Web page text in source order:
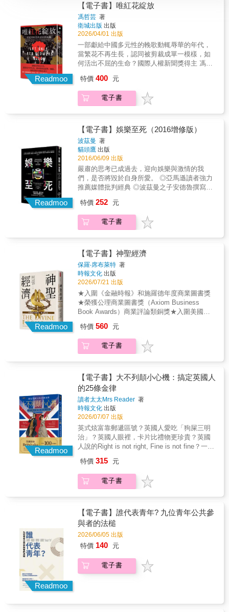
Readmoo
【電子書】唯紅花綻放
馮哲芸 著
衛城出版 出版
2026/04/01 出版
一部獻給中國多元性的輓歌動輒辱華的年代，
當繁花不再生長，認同被剪裁成單一模樣，如
何活出不屈的生命？國際人權新聞獎得主 馮哲
✭《吃佛》作者芭芭拉・德米克、《國之荒
原》作者歐逸文、《星火》作者張彥海內外中
國觀察家 一致盛讚 張潔平│獨立書店「飛地
等待未知的審訊。她被指控是「黃皮白骨的香
蕉人」，在長達三小時的盤查與電子設備搜查
中，被要求「好好講一段中國故事」。這段經
歷作為起點，開啟她對中國如何定義與控制身
份的深刻追問。在習近平治理下，中國進行一
場為期十年的大規模民族復興工程。受到國家
一統方針主導，人民唯有服膺於「漢族、講普
通話、異性戀、對黨忠誠」等身份框架，才能
被視為「堂堂正正的中國人」。而在高壓統治
透圖透過同化十三億公民，只許忠於黨意的
「紅花」綻放以維繫國家安穩。一切不符合期
待的多樣性，都將遭受打壓與噤聲。本書作者
馮哲芸帶領讀者穿透政治標語的迷霧，看見20
位抗爭者守護靈魂色彩的生命故事。從維權律
師、曾替國家出征的小粉紅、寫下新冠封城日
記的作家，到香港書商、「徐州八孩鐵鍊女」
與流亡的維吾爾父親。這些人在體制邊緣發出
不平之鳴，有人選擇留下、有人被迫離散，也
有人在沉默與自保間痛苦掙扎。儘管代價沉
重，他們仍嘗試在縫隙中保有說話的權利，以
及對自我身分記憶的認同。本書為一部眾聲交
響的精彩報導作品。馮哲芸筆下的每一個角
色，有如在乾涸土地上掙扎生長的異色花朵。
儘管國家只想允許紅花綻放，他們卻用生命證
何在法律嚴冬中突圍？ ◆中共如何透過「掃黑
除惡」，將法律作為控制經濟與政治異音的工
具？ ◆中國互聯網審查機制下，「躺平」文化
如何成為一場無聲的抗爭？ ◆藏族、維吾爾
族、蒙古族等少數族群，如何在高壓統治下守
護語言文化？ ◆從控制生育到人口販運，中國
女性如何突破世代的性別不平等？◆反送中之
後，離散港人在海外尋求政治庇護與民主抗爭
的未竟之路本書特色1.海外知名中國觀察家一
致盛讚，當代最具公信力的中國報導文學之一
《金融時報》第一線的敏銳直覺，長期深耕維
吾爾監控、晶片戰爭與疫情真相等核心議題，
並屢獲肖倫斯特新聞獎等國際大獎肯定 。這份
克、張彥與歐逸文等頂尖觀察家的聯合盛讚，
作為當代報導文學界對「習近平時代」最完整
深刻的定格與見證 。2.穿透鐵幕的真實見證：
紀錄壓抑社會下的重大事件與人性本書緊貼習
政策口號隱蔽的身影 。內容涵蓋震驚國際的
「徐州八孩鐵鍊女」、武漢肺炎清零政策下居
特價 400 元
電子書
Readmoo
【電子書】娛樂至死（2016增修版）
波茲曼 著
貓頭鷹 出版
2016/06/09 出版
嚴肅的思考已成過去，迎向娛樂與激情的我
們，是否將毀於自身所愛。 ◎亞馬遜讀者強力
推薦媒體批判經典 ◎波茲曼之子安德魯撰寫二
專文推薦 在《一九八四》中歐威爾害怕禁書，
害怕我們受到文化箝制，但赫胥黎的《美麗新
世界》則害怕沒有禁書的理由，因為再也沒有
發達的今日，政治人物訴求的不是富有邏輯的
政見，而是個人魅力，新聞訴求的不是專業與
真相而是悲情與娛樂。自從電報、新聞、電
視、網路等傳播媒介出現，數千年習以為常的
知識乘載方式在百年間被打破。 改變的不僅是
獲取訊息的媒介，也改變了知識結構，使得人
類思考方法與行為舉止產生變化。長篇大論變
得沒人想看，標語式的短句或誇張的警句才能
勾動人心，這並非因為網路和臉書的誕生而來
我們的。 拋棄過去書寫文字所呈現的邏輯思
辨，我們變得更容易決定，但也更為輕率。我
們接觸的資訊更多，但資訊無用的比重卻是更
高。那是一種沒有質疑，照單全收的求知方式
且無人倖免。然後，電腦與網路社群在二十一
世紀更沒日沒夜地吸引我們的目光，從思考方
式到生活習慣。當無處不媒體、也無處不娛
樂，於是，我們或將毀於自身所愛。a
特價 252 元
電子書
Readmoo
【電子書】神聖經濟
保羅‧席布萊特 著
時報文化 出版
2026/07/21 出版
★入圍《金融時報》和施羅德年度商業圖書獎
★榮獲公理商業圖書獎（Axiom Business
Book Awards）商業評論類銅獎★入圍美國出
商業、金融和管理類決選以「平台經濟」的嶄
新視角，解析宗教信仰的商業模式。揭開當代
宗教不僅沒有走向衰退，反而越趨強大的奧
教運動內部與彼此之間激烈的競爭，促使其累
積了龐大的權力與財富。許多傳統宗教在數千
年間不斷磨練其競爭策略；如今，它們已然成
為「大生意」。如同企業一般，宗教也必須招
募成員、籌措資金、分配預算、管理設施、組
織交通、激勵員工，並確保訊息能傳達出去。
在《神聖經濟》一書中，經濟學家保羅‧席布萊
特指出，宗教運動其實是一種特殊的商業模
式：它們是「平台」，將尋求多元目標（如靈
性寄託、社交與婚姻網絡，甚至商業機會）的
「平台」的功能，讓宗教得以鞏固並行使權
力。這種權力可以造福社會，特別是當宗教運
動為成員提供對抗現代生活衝擊的「保險」，
造成危害：政治領袖常將宗教運動「工具化」
以達成威權目的，而宗教領袖則可能利用成員
的信任，遂行性、情感、財務或肢體上的虐
待，甚至挑動對外人的暴力。西布萊特秉持超
越黨派的精神，運用經濟學洞見展示了宗教與
世俗社會如何共存--在這樣的一個世界裡，儘管
有些人不再感到需要宗教，但仍有許多人對宗
特價 560 元
電子書
Readmoo
【電子書】大不列顛小心機：搞定英國人
的25條金律
讀者太太Mrs Reader 著
時報文化 出版
2026/07/07 出版
英式炫富靠郵遞區號？英國人愛吃「狗屎三明
治」？英國人眼裡，卡片比禮物更珍貴？英國
人說的Right is not right, Fine is not fine？一次
地傳神的英語說法，輕鬆理解英國人思維It's
very you.▲稱讚對方穿搭很有個人品味與風格
What's the damage?▲幽默地把「帳單」比喻
想上和臺灣人大相徑庭的部分，進而讓讀者朋
友更能掌握和英國人交流時的眉角。書中聚焦
於英國人的個性和認知，包括他們喜歡、討厭
什麼，人際往來時哪些行為會被視為白目，哪
些話語會讓英國人把你視為「和他們一國的自
己人」，比如，閒談避免過度探聽個人隱私，
聊天氣是安全牌；送禮是門平衡的藝術，並非
愈貴重愈好；英國派對面面觀，沒有什麼事是
小心機》，帶領讀者們探索更多瞠目結舌的
特價 315 元
電子書
Readmoo
【電子書】誰代表青年? 九位青年公共參
與者的法槌
2026/06/05 出版
特價 140 元
電子書